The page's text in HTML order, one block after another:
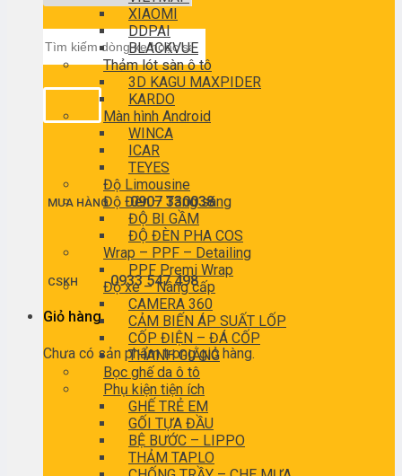
kiếm:
MUA HÀNG0907 330038
CSKH0933 547 498
Giỏ hàng
Chưa có sản phẩm trong giỏ hàng.
XIAOMI
DDPAI
BLACKVUE
Thảm lót sàn ô tô
3D KAGU MAXPIDER
KARDO
Màn hình Android
WINCA
ICAR
TEYES
Độ Limousine
Độ Đèn – Tăng sáng
ĐỘ BI GẦM
ĐỘ ĐÈN PHA COS
Wrap – PPF – Detailing
PPF Premi Wrap
Độ xe – Nâng cấp
CAMERA 360
CẢM BIẾN ÁP SUẤT LỐP
CỐP ĐIỆN – ĐÁ CỐP
THANH GIẰNG
Bọc ghế da ô tô
Phụ kiện tiện ích
GHẾ TRẺ EM
GỐI TỰA ĐẦU
BỆ BƯỚC – LIPPO
THẢM TAPLO